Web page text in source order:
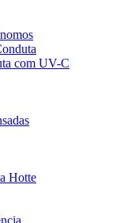
com UV-C
Hotte